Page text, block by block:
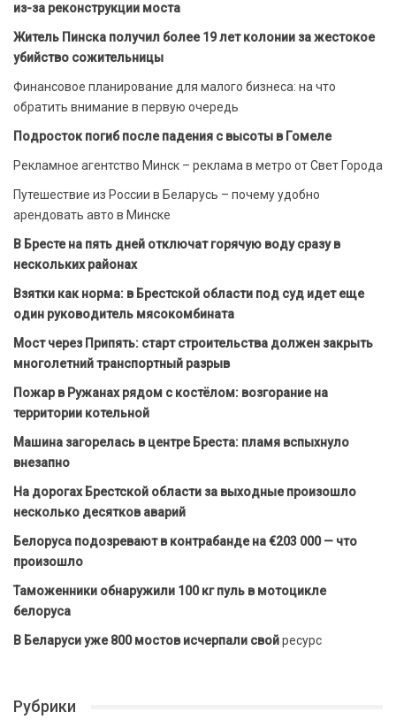
из-за реконструкции моста
Житель Пинска получил более 19 лет колонии за жестокое
убийство сожительницы
Финансовое планирование для малого бизнеса: на что
обратить внимание в первую очередь
Подросток погиб после падения с высоты в Гомеле
Рекламное агентство Минск – реклама в метро от Свет Города
Путешествие из России в Беларусь – почему удобно
арендовать авто в Минске
В Бресте на пять дней отключат горячую воду сразу в
нескольких районах
Взятки как норма: в Брестской области под суд идет еще
один руководитель мясокомбината
Мост через Припять: старт строительства должен закрыть
многолетний транспортный разрыв
Пожар в Ружанах рядом с костёлом: возгорание на
территории котельной
Машина загорелась в центре Бреста: пламя вспыхнуло
внезапно
На дорогах Брестской области за выходные произошло
несколько десятков аварий
Белоруса подозревают в контрабанде на €203 000 — что
произошло
Таможенники обнаружили 100 кг пуль в мотоцикле
белоруса
В Беларуси уже 800 мостов исчерпали свойресурс
Рубрики